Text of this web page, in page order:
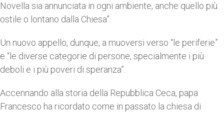
Novella sia annunciata in ogni ambiente, anche quello più
ostile o lontano dalla Chiesa”.
Un nuovo appello, dunque, a muoversi verso “le periferie”
e “le diverse categorie di persone, specialmente i più
deboli e i più poveri di speranza”.
Accennando alla storia della Repubblica Ceca, papa
Francesco ha ricordato come in passato la chiesa di